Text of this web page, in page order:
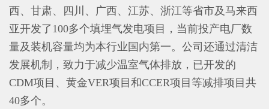
西、甘肃、四川、广西、江苏、浙江等省市及马来西
亚开发了100多个填埋气发电项目，当前投产电厂数
量及装机容量均为本行业国内第一。公司还通过清洁
发展机制，致力于减少温室气体排放，已开发的
CDM项目、黄金VER项目和CCER项目等减排项目共
40多个。